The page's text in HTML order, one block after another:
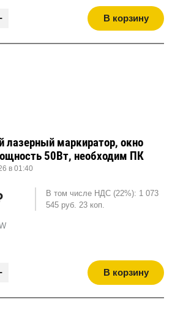
В корзину
лазерный маркиратор, окно
50Вт, необходим ПК
в 01:40
В том числе НДС (22%): 1 073
545 руб. 23 коп.
В корзину